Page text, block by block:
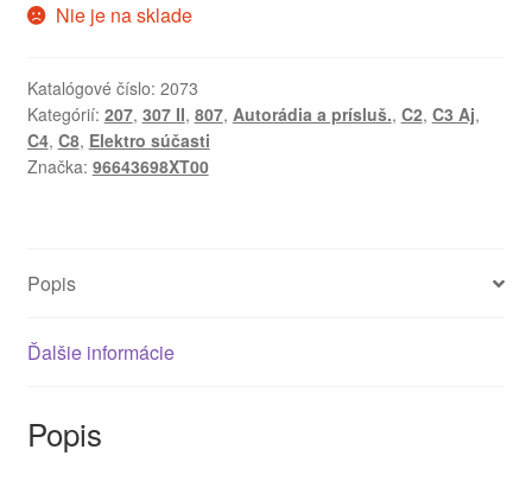
Nie je na sklade
Katalógové číslo: 2073
Kategórií: 207, 307 II, 807, Autorádia a prísluš., C2, C3 Aj,
C4, C8, Elektro súčasti
Značka: 96643698XT00
Popis
Ďalšie informácie
Popis